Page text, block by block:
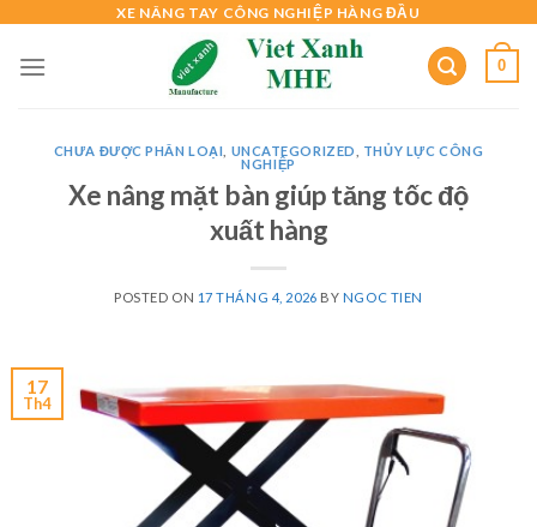
content
XE NÂNG TAY CÔNG NGHIỆP HÀNG ĐẦU
0
CHƯA ĐƯỢC PHÂN LOẠI UNCATEGORIZED
THỦY LỰC CÔNG
NGHIỆP
Xe nâng mặt bàn giúp tăng tốc độ
xuất hàng
POSTED ON 17 THÁNG 4, 2026 BY NGOC TIEN
17
Th4